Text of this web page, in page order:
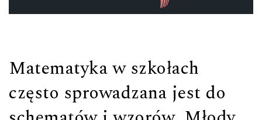
Matematyka w szkołach
często sprowadzana jest do